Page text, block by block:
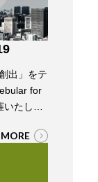
出」をテ
for
いたしま
」のご紹
MORE